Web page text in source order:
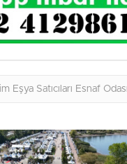
Eşya Satıcıları Esnaf Odası